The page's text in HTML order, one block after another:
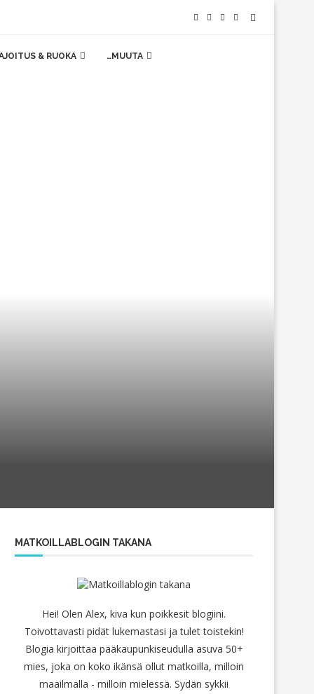
& RUOKA …MUUTA
MATKOILLABLOGIN TAKANA
Hei! Olen Alex, kiva kun poikkesit blogiini.
Toivottavasti pidät lukemastasi ja tulet toistekin!
Blogia kirjoittaa pääkaupunkiseudulla asuva 50+
mies, joka on koko ikänsä ollut matkoilla, milloin
maailmalla - milloin mielessä. Sydän sykkii